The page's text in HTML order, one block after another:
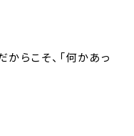
らこそ、「何かあっ